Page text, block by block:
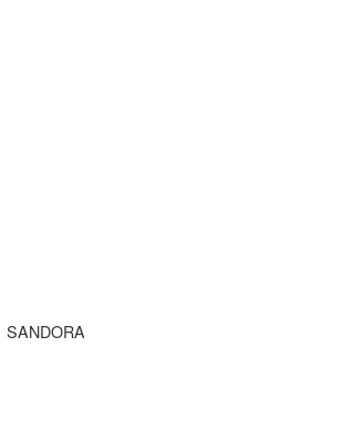
SANDORA